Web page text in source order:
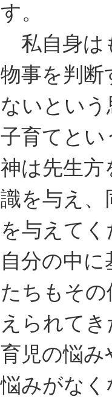
す。
私自身は
物事を判断
ないとい
子育てとい
神は先生方
識を与え、
を与えて
自分の中
たちもそ
えられて
育児の悩み
悩みがな